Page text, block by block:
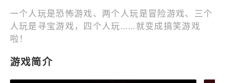
一个人玩是恐怖游戏、两个人玩是冒险游戏、三个
人玩是寻宝游戏，四个人玩……就变成搞笑游戏
啦！
游戏简介